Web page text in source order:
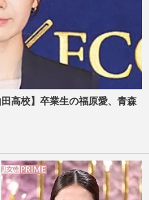
高校】卒業生の福原愛、青森